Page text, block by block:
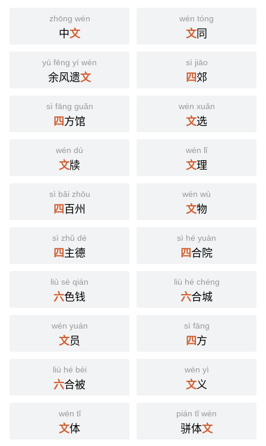
zhōng wén
中文
wén tóng
文同
yú fēng yí wén
余风遗文
sì jiāo
四郊
sì fāng guǎn
四方馆
wén xuǎn
文选
wén dú
文牍
wén lǐ
文理
sì bǎi zhōu
四百州
wén wù
文物
sì zhǔ dé
四主德
sì hé yuàn
四合院
liù sè qián
六色钱
liù hé chéng
六合城
wén yuán
文员
sì fāng
四方
liù hé bèi
六合被
wén yì
文义
wén tǐ
文体
pián tǐ wén
骈体文